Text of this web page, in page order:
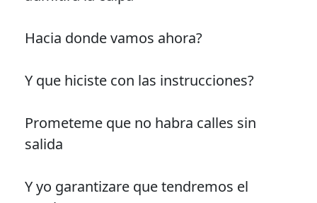
Hacia donde vamos ahora?
Y que hiciste con las instrucciones?
Prometeme que no habra calles sin
salida
Y yo garantizare que tendremos el